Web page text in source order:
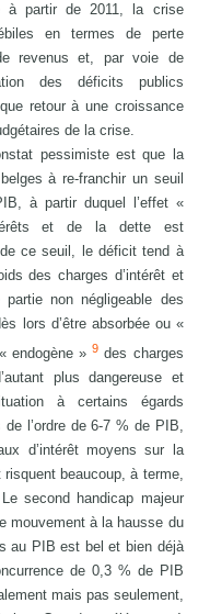
à partir de 2011, la crise
en termes de perte
revenus et, par voie de
des déficits publics
retour à une croissance
de la crise.
pessimiste est que la
à re-franchir un seuil
à partir duquel l’effet «
et de la dette est
ce seuil, le déficit tend à
des charges d’intérêt et
partie non négligeable des
lors d’être absorbée ou «
endogène » 9des charges
plus dangereuse et
à certains égards
l’ordre de 6-7 % de PIB,
d’intérêt moyens sur la
beaucoup, à terme,
second handicap majeur
mouvement à la hausse du
au PIB est bel et bien déjà
de 0,3 % de PIB
mais pas seulement,